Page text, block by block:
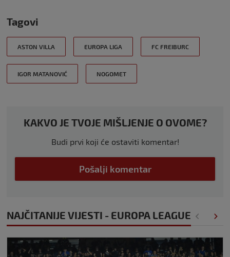
Tagovi
ASTON VILLA EUROPA LIGA FC FREIBURC
IGOR MATANOVIĆ NOGOMET
KAKVO JE TVOJE MIŠLJENJE O OVOME?
Budi prvi koji će ostaviti komentar!
Pošalji komentar
NAJČITANIJE VIJESTI - EUROPA LEAGUE